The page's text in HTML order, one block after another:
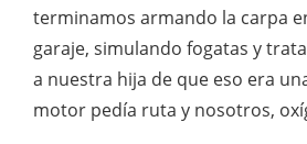
terminamos armando la carpa
garaje, simulando fogatas y
a nuestra hija de que eso era
motor pedía ruta y nosotros,